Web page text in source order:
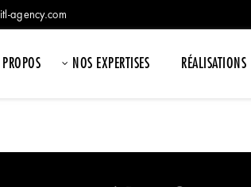
agency.com
NOS EXPERTISES RÉALISATIONS